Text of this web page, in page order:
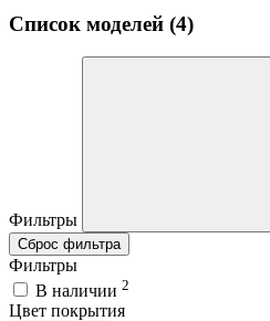
Список моделей (4)
Фильтры
Сброс фильтра
Фильтры
В наличии 2
Цвет покрытия